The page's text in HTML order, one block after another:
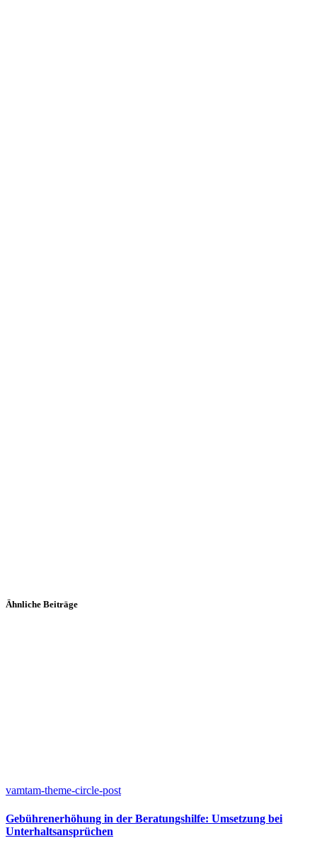
Ähnliche Beiträge
vamtam-theme-circle-post
Gebührenerhöhung in der Beratungshilfe: Umsetzung bei
Unterhaltsansprüchen